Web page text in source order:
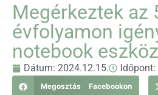
Megérkeztek az
évfolyamon
notebook
Dátum: 2024.12.15. Időpont:
Megosztás Facebookon